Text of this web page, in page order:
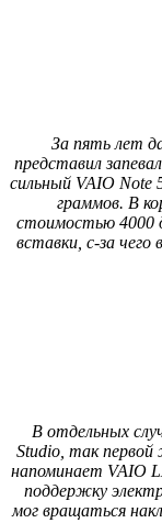
За пять лет
представил
сильный VAIO Note
граммов. В
стоимостью 4000
вставки, с-за чего
В отдельных
Studio, так
напоминает VAIO
поддержку
мог вращаться